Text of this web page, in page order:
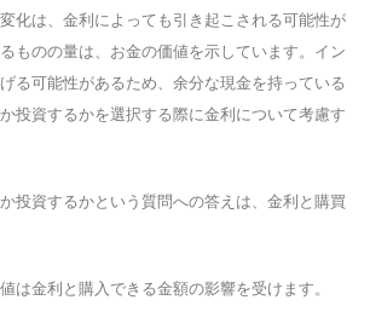
化は、金利によっても引き起こされる可能性が
ものの量は、お金の価値を示しています。イン
る可能性があるため、余分な現金を持っている
投資するかを選択する際に金利について考慮す
投資するかという質問への答えは、金利と購買
は金利と購入できる金額の影響を受けます。